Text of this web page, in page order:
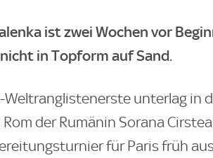
ist zwei Wochen vor
in Topform auf Sand.
Weltranglistenerste unterlag in
der Rumänin Sorana
für Paris früh